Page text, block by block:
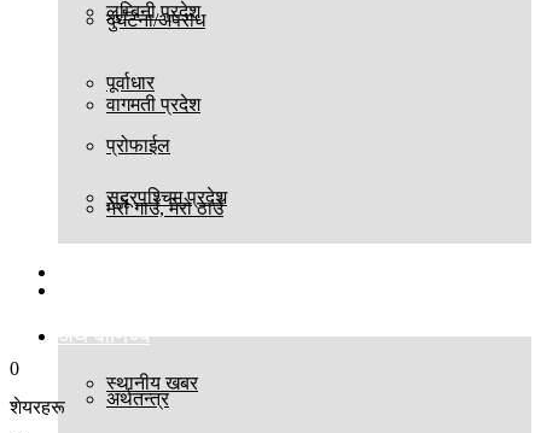
दुर्घटना/अपराध
पूर्वाधार
प्रोफाईल
मेरो गाउँ, मेरो ठाउँ
अर्थ वाणिज्य
अर्थतन्त्र
लुम्बिनी प्रदेश
वागमती प्रदेश
सुदूरपश्चिम प्रदेश
स्थानीय खबर
0
शेयरहरू